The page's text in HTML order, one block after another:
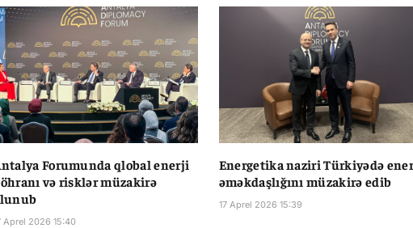
Forumunda qlobal enerji
və risklər müzakirə
Aprel 2026 15:40
Energetika naziri Türkiyədə
əməkdaşlığını müzakirə edib
17 Aprel 2026 15:39